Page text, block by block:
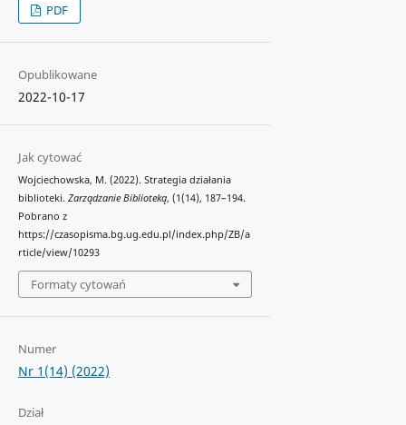
PDF
Opublikowane
2022-10-17
Jak cytować
Wojciechowska, M. (2022). Strategia działania
biblioteki. Zarządzanie Biblioteką, (1(14), 187–194.
Pobrano z
https://czasopisma.bg.ug.edu.pl/index.php/ZB/a
rticle/view/10293
Formaty cytowań
Numer
Nr 1(14) (2022)
Dział